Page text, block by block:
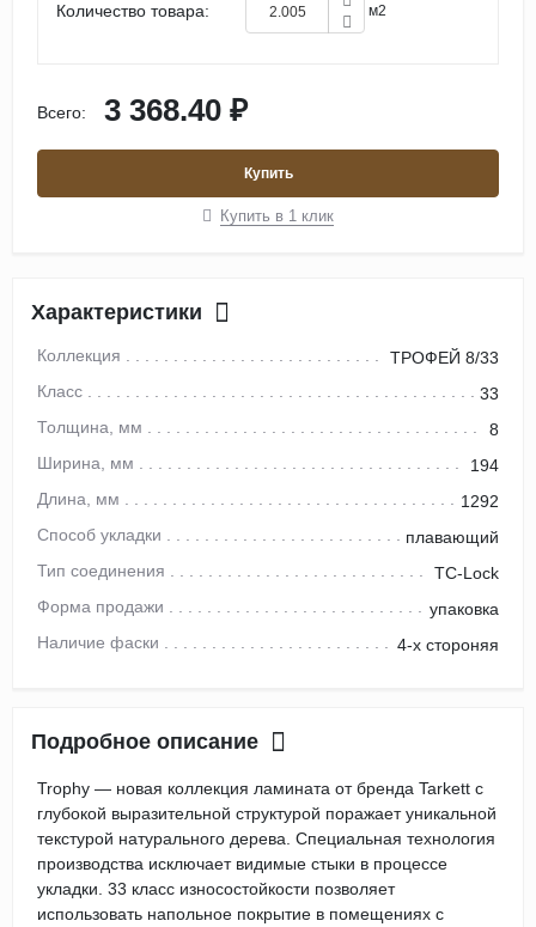
Количество товара: м2
Всего: 3 368.40 ₽
Купить
Купить в 1 клик
Характеристики
Коллекция
ТРОФЕЙ 8/33
Класс
33
Толщина, мм
8
Ширина, мм
194
Длина, мм
1292
Способ укладки
плавающий
Тип соединения
TC-Lock
Форма продажи
упаковка
Наличие фаски
4-х стороняя
Подробное описание
Trophy — новая коллекция ламината от бренда Tarkett с
глубокой выразительной структурой поражает уникальной
текстурой натурального дерева. Специальная технология
производства исключает видимые стыки в процессе
укладки. 33 класс износостойкости позволяет
использовать напольное покрытие в помещениях с